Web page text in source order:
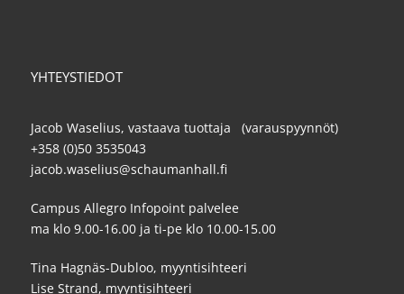
YHTEYSTIEDOT
Jacob Waselius, vastaava tuottaja (varauspyynnöt)
+358 (0)50 3535043
jacob.waselius@schaumanhall.fi
Campus Allegro Infopoint palvelee
ma klo 9.00-16.00 ja ti-pe klo 10.00-15.00
Tina Hagnäs-Dubloo, myyntisihteeri
Lise Strand, myyntisihteeri